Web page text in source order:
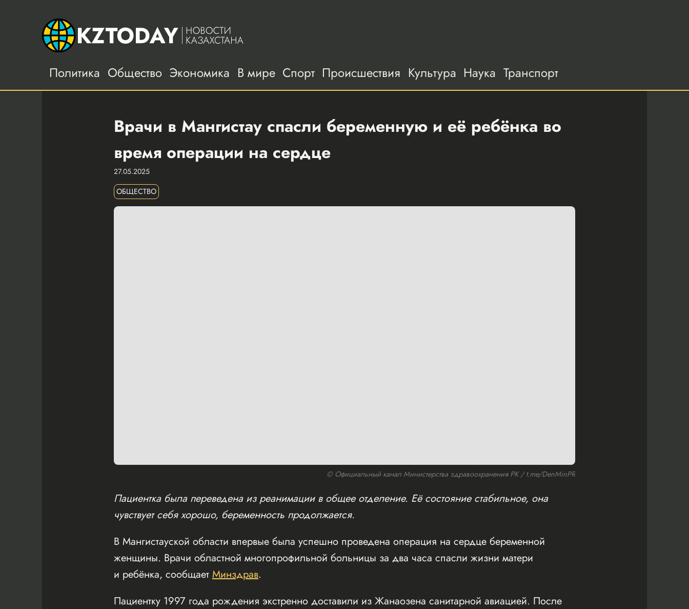
Политика Общество Экономика В мире Спорт Происшествия Культура Наука Транспорт
Врачи в Мангистау спасли беременную и её ребёнка во
время операции на сердце
27.05.2025
ОБЩЕСТВО
© Официальный канал Министерства здравоохранения РК / t.me/DenMinPR
Пациентка была переведена из реанимации в общее отделение. Её состояние стабильное, она
чувствует себя хорошо, беременность продолжается.
В Мангистауской области впервые была успешно проведена операция на сердце беременной
женщины. Врачи областной многопрофильной больницы за два часа спасли жизни матери
и ребёнка, сообщает Минздрав.
Пациентку 1997 года рождения экстренно доставили из Жанаозена санитарной авиацией. После